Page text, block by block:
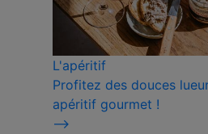
L'apéritif
Profitez des douces
apéritif gourmet !
⟶